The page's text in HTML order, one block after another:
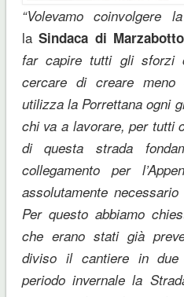
“Volevamo coinvolgere
laSindaca di
far capire tutti gli sforzi
cercare di creare
utilizza la Porrettana ogni
chi va a lavorare, per tutti
di questa strada
collegamento per
assolutamente
Per questo abbiamo
che erano stati già
diviso il cantiere in due
periodo invernale la